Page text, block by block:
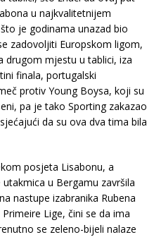
u najkvalitetnijem
je godinama unazad bio
zadovoljiti Europskom ligom,
drugom mjestu u tablici, iza
finala, portugalski
protiv Young Boysa, koji su
pa je tako Sporting zakazao
da su ova dva tima bila
posjeta Lisabonu, a
u Bergamu završila
nastupe izabranika Rubena
Lige, čini se da ima
se zeleno-bijeli nalaze